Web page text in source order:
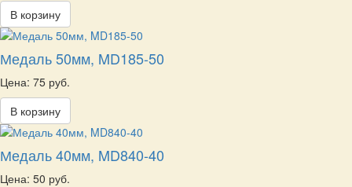
В корзину
Медаль 50мм, MD185-50
Цена: 75 руб.
В корзину
Медаль 40мм, MD840-40
Цена: 50 руб.